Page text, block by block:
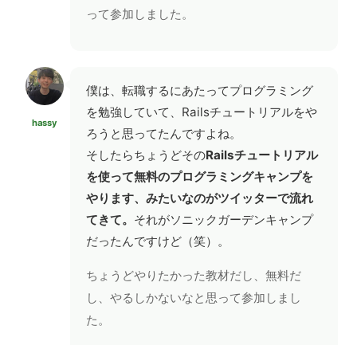
って参加しました。
hassy
僕は、転職するにあたってプログラミング
を勉強していて、Railsチュートリアルをや
ろうと思ってたんですよね。
そしたらちょうどそのRailsチュートリアル
を使って無料のプログラミングキャンプを
やります、みたいなのがツイッターで流れ
てきて。 それがソニックガーデンキャンプ
だったんですけど（笑）。
ちょうどやりたかった教材だし、無料だ
し、やるしかないなと思って参加しまし
た。